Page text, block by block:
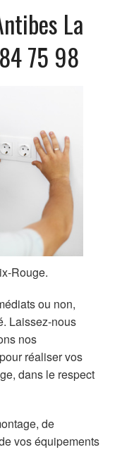
La
75 98
Rouge.
ou non,
Laissez-nous
nos
réaliser vos
dans le respect
de
vos équipements